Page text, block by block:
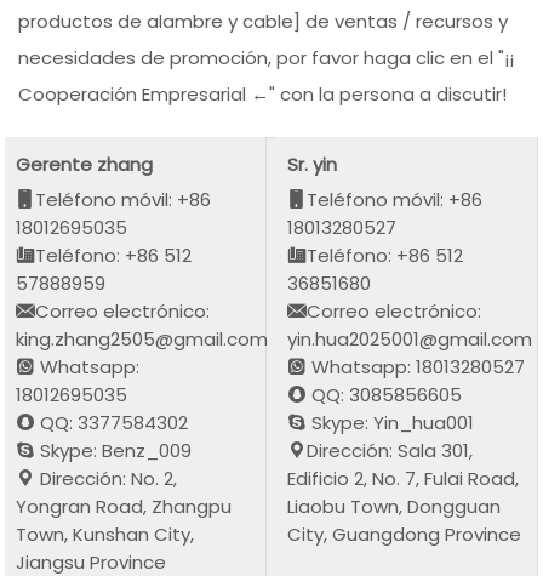
productos de alambre y cable] de ventas / recursos y
necesidades de promoción, por favor haga clic en el "¡¡
Cooperación Empresarial ←" con la persona a discutir!
Gerente zhang
Teléfono móvil: +86
18012695035
Teléfono: +86 512
57888959
Correo electrónico:
king.zhang2505@gmail.com
Whatsapp:
18012695035
QQ: 3377584302
Skype: Benz_009
Dirección: No. 2,
Yongran Road, Zhangpu
Town, Kunshan City,
Jiangsu Province
Sr. yin
Teléfono móvil: +86
18013280527
Teléfono: +86 512
36851680
Correo electrónico:
yin.hua2025001@gmail.com
Whatsapp: 18013280527
QQ: 3085856605
Skype: Yin_hua001
Dirección: Sala 301,
Edificio 2, No. 7, Fulai Road,
Liaobu Town, Dongguan
City, Guangdong Province